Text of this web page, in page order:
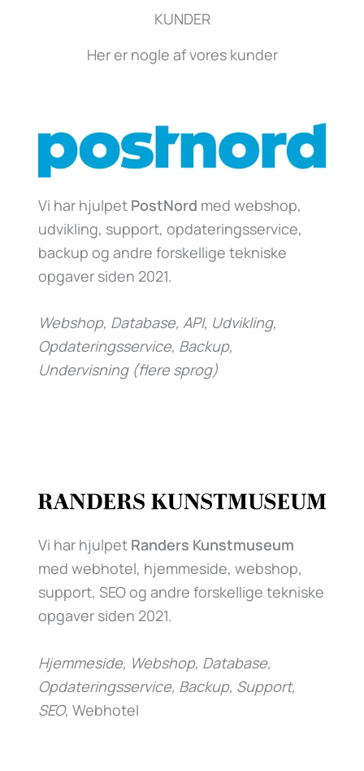
KUNDER
Her er nogle af vores kunder
Vi har hjulpet PostNord med webshop,
udvikling, support, opdateringsservice,
backup og andre forskellige tekniske
opgaver siden 2021.
Webshop, Database, API, Udvikling,
Opdateringsservice, Backup,
Undervisning (flere sprog)
Vi har hjulpet Randers Kunstmuseum
med webhotel, hjemmeside, webshop,
support, SEO og andre forskellige tekniske
opgaver siden 2021.
Hjemmeside, Webshop, Database,
Opdateringsservice, Backup, Support,
SEO, Webhotel